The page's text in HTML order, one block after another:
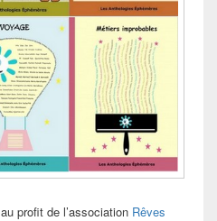
au profit de l’association Rêves